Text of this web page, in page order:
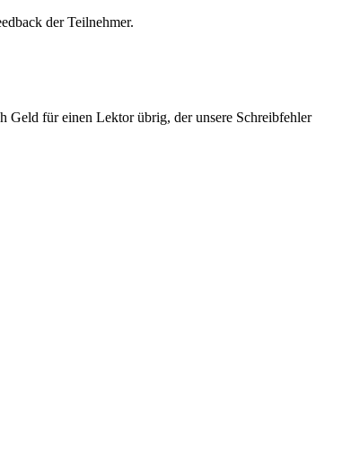
der Teilnehmer.
Geld für einen Lektor übrig, der unsere Schreibfehler